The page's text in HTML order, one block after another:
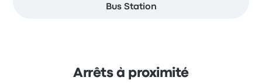
Bus Station
Arrêts à proximité